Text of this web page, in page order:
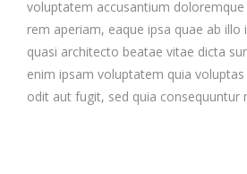
voluptatem accusantium
rem aperiam, eaque ipsa quae ab
quasi architecto beatae vitae dicta
enim ipsam voluptatem quia
odit aut fugit, sed quia consequuntur